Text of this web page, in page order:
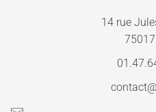
14 rue